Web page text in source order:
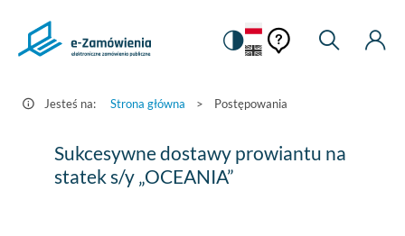
Postępowania
Zamówienia.gov.pl
Zmiana
na
kontrastową
Pomoc
kontekstowa
Pomoc
Moje
Jesteś na: Strona główna > Postępowania
Sukcesywne
dostawy
Sukcesywne dostawy prowiantu na
statek s/y „OCEANIA”